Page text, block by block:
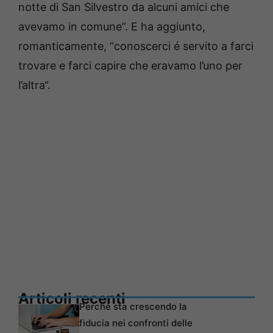
notte di San Silvestro da alcuni amici che
avevamo in comune”. E ha aggiunto,
romanticamente, “conoscerci é servito a farci
trovare e farci capire che eravamo l’uno per
l’altra“.
Articoli recentiPerché sta crescendo la
fiducia nei confronti delle